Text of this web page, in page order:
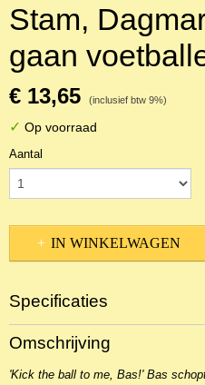
Stam,
gaan
€ 13,65 (inclusief btw 9%)
✓ Op voorraad
Aantal
IN WINKELWAGEN
Specificaties
Productcode
NBKEBBk-1547
EAN code
Omschrijving
'Kick the ball to me, Bas!' Bas